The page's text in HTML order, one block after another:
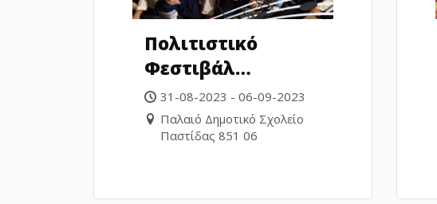
Πολιτιστικό
Φεστιβάλ
Παστίδας
«Καμάρεια»
31-08-2023 - 06-09-2023
Παλαιό Δημοτικό Σχολείο
Παστίδας 851 06